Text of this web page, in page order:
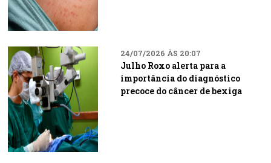
24/07/2026 ÀS 20:07
Julho Roxo alerta para a
importância do diagnóstico
precoce do câncer de bexiga